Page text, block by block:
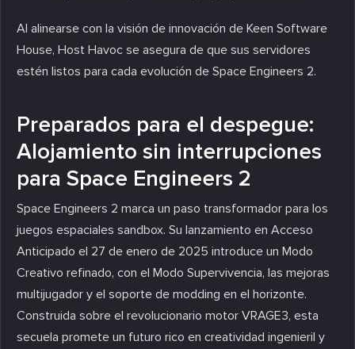
Al alinearse con la visión de innovación de Keen Software
House, Host Havoc se asegura de que sus servidores
estén listos para cada evolución de Space Engineers 2.
Preparados para el despegue:
Alojamiento sin interrupciones
para Space Engineers 2
Space Engineers 2 marca un paso transformador para los
juegos espaciales sandbox. Su lanzamiento en Acceso
Anticipado el 27 de enero de 2025 introduce un Modo
Creativo refinado, con el Modo Supervivencia, las mejoras
multijugador y el soporte de modding en el horizonte.
Construida sobre el revolucionario motor VRAGE3, esta
secuela promete un futuro rico en creatividad ingenieril y